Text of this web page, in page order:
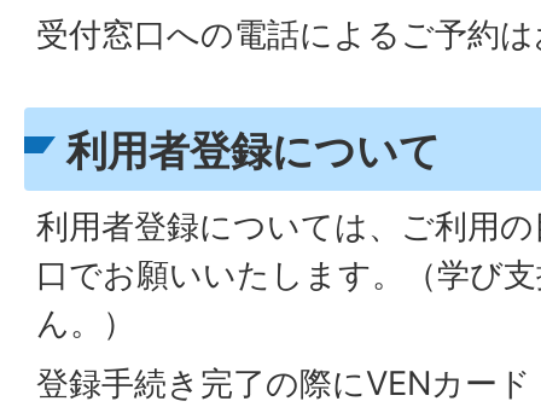
受付窓口への電話によるご予約
利用者登録について
利用者登録については、ご利用
口でお願いいたします。（学び
ん。）
登録手続き完了の際にVENカー